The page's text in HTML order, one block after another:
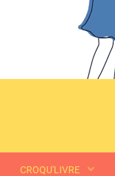
CROQU'LIVRE